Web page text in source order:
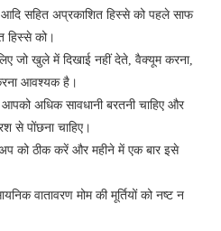
आदि सहित अप्रकाशित हिस्से को पहले साफ
हिस्से को।
जो खुले में दिखाई नहीं देते, वैक्यूम करना,
आवश्यक है।
अधिक सावधानी बरतनी चाहिए और
से पोंछना चाहिए।
को ठीक करें और महीने में एक बार इसे
वातावरण मोम की मूर्तियों को नष्ट न